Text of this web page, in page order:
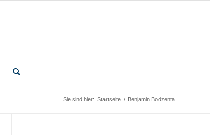
Sie sind hier: Startseite / Benjamin Bodzenta